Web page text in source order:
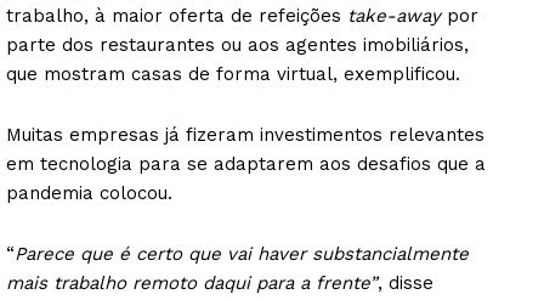
trabalho, à maior oferta de refeições take-awaypor
parte dos restaurantes ou aos agentes imobiliários,
que mostram casas de forma virtual, exemplificou.
Muitas empresas já fizeram investimentos relevantes
em tecnologia para se adaptarem aos desafios que a
pandemia colocou.
“Parece que é certo que vai haver substancialmente
mais trabalho remoto daqui para a frente”, disse